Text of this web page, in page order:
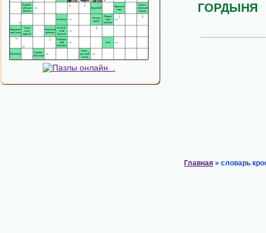
ГОРДЫНЯ
Главная » словарь